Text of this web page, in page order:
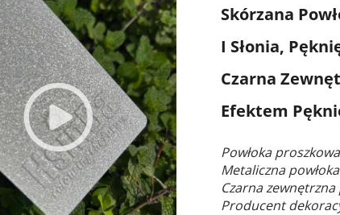
Skórzana
I Słonia,
Czarna
Efektem
Powłoka
Metaliczna
Czarna
Producent